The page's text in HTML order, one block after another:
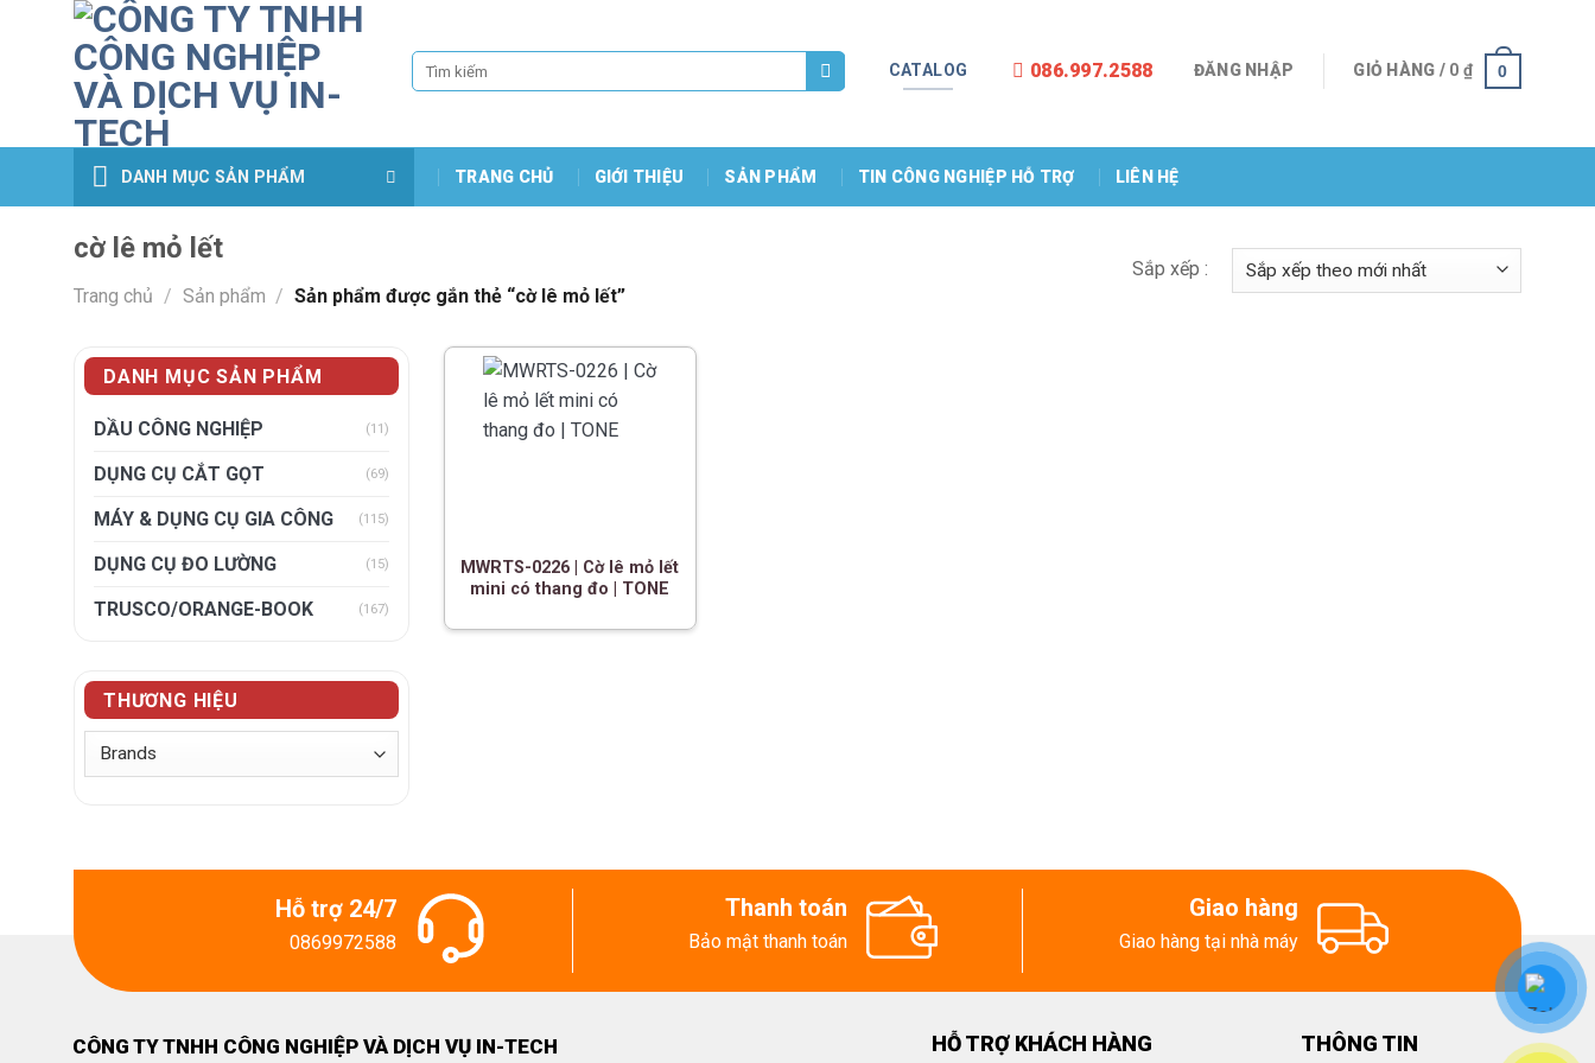
Tìm
kiếm:
CATALOG 086.997.2588 ĐĂNG NHẬP GIỎ HÀNG / 0 ₫ 0
DANH MỤC SẢN PHẨM TRANG CHỦ GIỚI THIỆU SẢN PHẨM TIN CÔNG NGHIỆP HỖ TRỢ LIÊN HỆ
cờ lê mỏ lết
Trang chủ / Sản phẩm / Sản phẩm được gắn thẻ “cờ lê mỏ lết”
Sắp xếp :
DANH MỤC SẢN PHẨM
DẦU CÔNG NGHIỆP (11)
DỤNG CỤ CẮT GỌT (69)
MÁY & DỤNG CỤ GIA CÔNG (115)
DỤNG CỤ ĐO LƯỜNG (15)
TRUSCO/ORANGE-BOOK (167)
THƯƠNG HIỆU
MWRTS-0226 | Cờ lê mỏ lết
mini có thang đo | TONE
Hỗ trợ 24/7
0869972588
Thanh toán
Bảo mật thanh toán
Giao hàng
Giao hàng tại nhà máy
CÔNG TY TNHH CÔNG NGHIỆP VÀ DỊCH VỤ IN-TECH HỖ TRỢ KHÁCH HÀNG THÔNG TIN